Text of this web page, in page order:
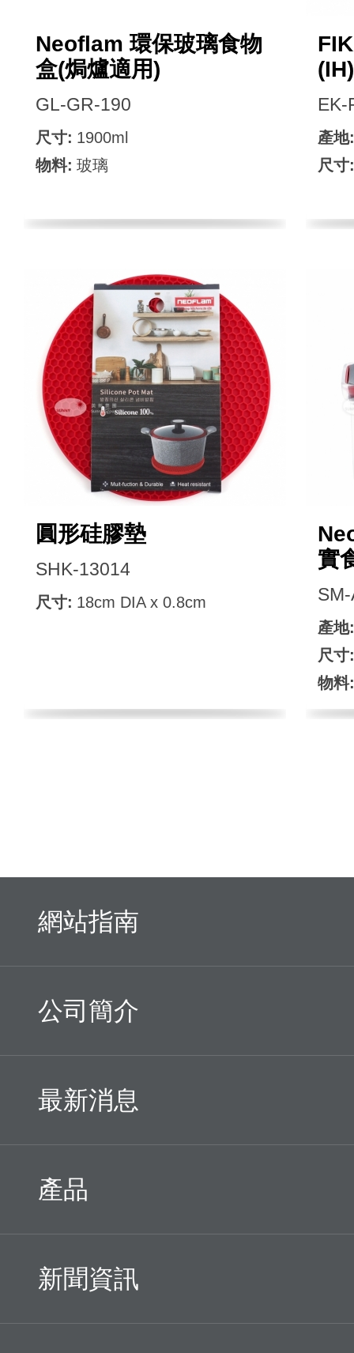
Neoflam 環保玻璃食物
盒(焗爐適用)
GL-GR-190
尺寸: 1900ml
物料: 玻璃
(IH)
EK-
產地:
尺寸:
圓形硅膠墊
SHK-13014
尺寸: 18cm DIA x 0.8cm
實
產地:
尺寸:
物料:
網站指南
公司簡介
最新消息
產品
新聞資訊